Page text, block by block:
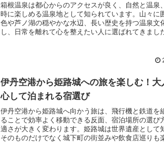
箱根温泉は都心からのアクセスが良く、自然と温泉
時に楽しめる温泉地として知られています。山々に
色や芦ノ湖の穏やかな水辺、長い歴史を持つ温泉文
し、日常を離れて心を整えたい人に選ばれてきまし
伊丹空港から姫路城への旅を楽しむ！大
心して泊まれる宿選び
伊丹空港から姫路城へ向かう旅は、飛行機と鉄道を
ることで効率よく移動できる反面、宿泊場所の選び
適さが大きく変わります。姫路城は世界遺産として
そのものだけでなく城下町の街並みや飲食店巡りも